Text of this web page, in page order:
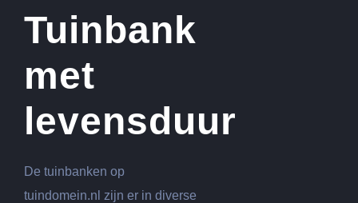
Tuinbank
met
levensduur
De tuinbanken op
tuindomein.nl zijn er in diverse